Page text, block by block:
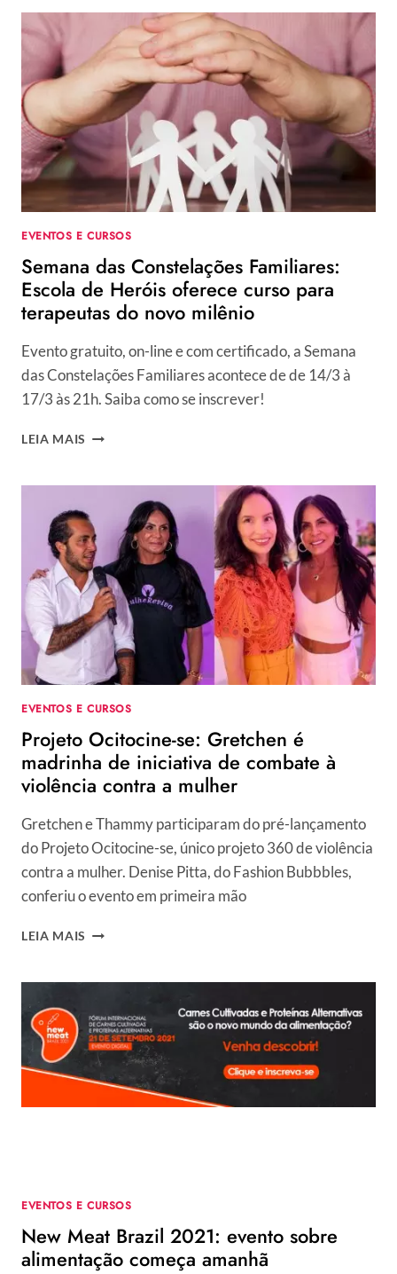
SHOPPING:
EDIÇÃO
DA
PEDALADA
ACONTECEU
NO
ÚLTIMO
SÁBADO
EVENTOS E CURSOS
Semana das Constelações Familiares:
Escola de Heróis oferece curso para
terapeutas do novo milênio
Evento gratuito, on-line e com certificado, a Semana
das Constelações Familiares acontece de de 14/3 à
17/3 às 21h. Saiba como se inscrever!
LEIA MAIS SEMANA
FAMILIARES:
ESCOLA
DE
HERÓIS
OFERECE
CURSO
PARA
TERAPEUTAS
DO
NOVO
MILÊNIO
EVENTOS E CURSOS
Projeto Ocitocine-se: Gretchen é
madrinha de iniciativa de combate à
violência contra a mulher
Gretchen e Thammy participaram do pré-lançamento
do Projeto Ocitocine-se, único projeto 360 de violência
contra a mulher. Denise Pitta, do Fashion Bubbbles,
conferiu o evento em primeira mão
LEIA MAIS PROJETO
GRETCHEN
MADRINHA
DE
INICIATIVA
DE
COMBATE
EVENTOS E CURSOS
New Meat Brazil 2021: evento sobre
alimentação começa amanhã